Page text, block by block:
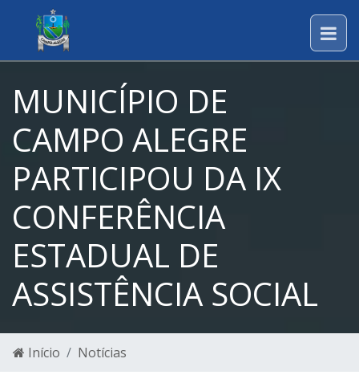
MUNICÍPIO DE
CAMPO ALEGRE
PARTICIPOU DA IX
CONFERÊNCIA
ESTADUAL DE
ASSISTÊNCIA SOCIAL
Início Notícias